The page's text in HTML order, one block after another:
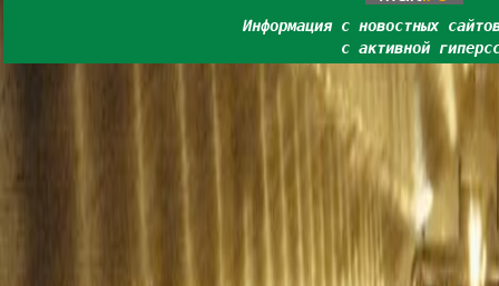
Информация с новостных
с активной